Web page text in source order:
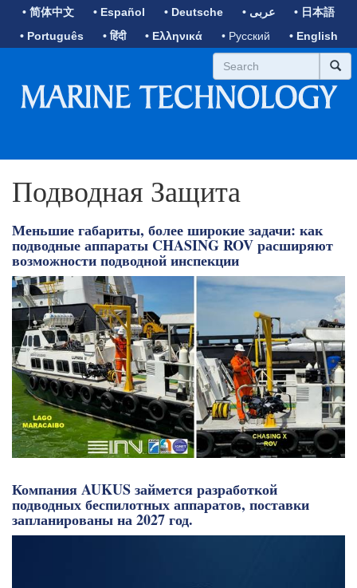
• 简体中文 • Español • Deutsche • عربى
• 日本語
• Português
• हिंदी • Ελληνικά • Русский • English
Подводная Защита
Меньшие габариты, более широкие задачи: как
подводные аппараты CHASING ROV расширяют
возможности подводной инспекции
Компания AUKUS займется разработкой
подводных беспилотных аппаратов, поставки
запланированы на 2027 год.